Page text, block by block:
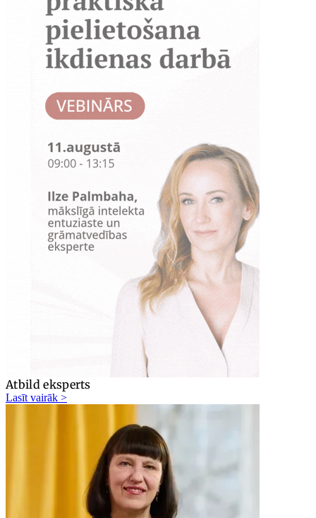
Atbild eksperts
Lasīt vairāk >